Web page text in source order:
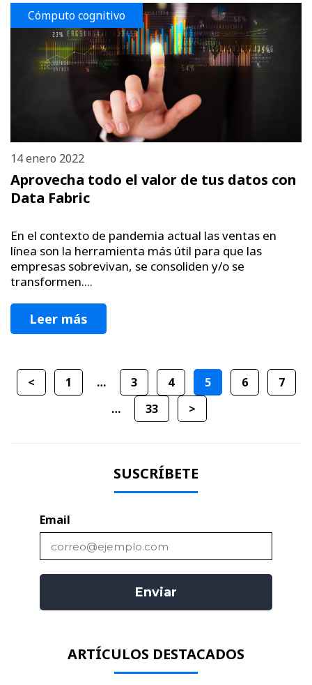
Cómputo cognitivo
14 enero 2022
Aprovecha todo el valor de tus datos con
Data Fabric
En el contexto de pandemia actual las ventas en
línea son la herramienta más útil para que las
empresas sobrevivan, se consoliden y/o se
transformen....
Leer más
< 1 … 3 4 5 6
7
…
33 >
SUSCRÍBETE
Email
ARTÍCULOS DESTACADOS